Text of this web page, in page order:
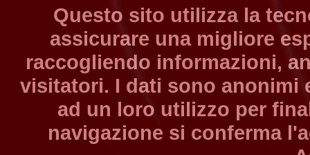
Questo sito utilizza la
assicurare una migliore
raccogliendo informazioni,
visitatori. I dati sono anonimi
ad un loro utilizzo per
navigazione si conferma